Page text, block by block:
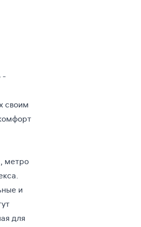
-
своим
метро
и
для